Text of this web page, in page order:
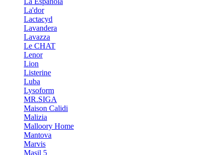
La'dor
Lactacyd
Lavandera
Lavazza
Le CHAT
Lenor
Lion
Listerine
Luba
Lysoform
MR.SIGA
Maison Calidi
Malizia
Malloory Home
Mantova
Marvis
Masil 5